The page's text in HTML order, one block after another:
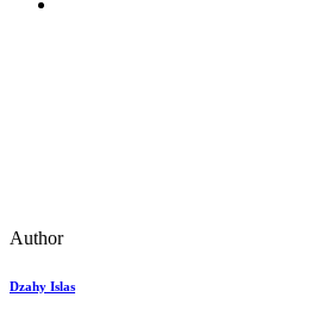
Author
Dzahy Islas